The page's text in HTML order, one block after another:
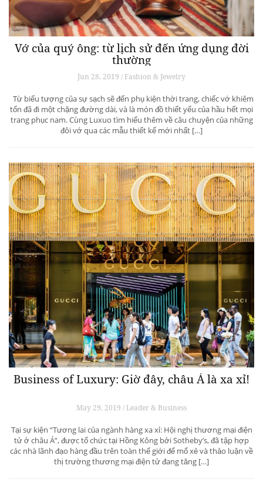
Vớ của quý ông: từ lịch sử đến ứng dụng đời
thường
Jun 28, 2019 / Fashion & Jewelry
Từ biểu tượng của sự sạch sẽ đến phụ kiện thời trang, chiếc vớ khiêm
tốn đã đi một chặng đường dài, và là món đồ thiết yếu của hầu hết mọi
trang phục nam. Cùng Luxuo tìm hiểu thêm về câu chuyện của những
đôi vớ qua các mẫu thiết kế mới nhất […]
Business of Luxury: Giờ đây, châu Á là xa xỉ!
May 29, 2019 / Leader & Business
Tại sự kiện “Tương lai của ngành hàng xa xỉ: Hội nghị thương mại điện
tử ở châu Á”, được tổ chức tại Hồng Kông bởi Sotheby’s, đã tập hợp
các nhà lãnh đạo hàng đầu trên toàn thế giới để mổ xẻ và thảo luận về
thị trường thương mại điện tử đang tăng […]